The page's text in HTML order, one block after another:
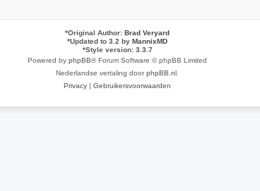
*Original Author: Brad Veryard
*Updated to 3.2 by MannixMD
*Style version: 3.3.7
Powered by phpBB® Forum Software © phpBB Limited
Nederlandse vertaling doorphpBB.nl
Privacy | Gebruikersvoorwaarden